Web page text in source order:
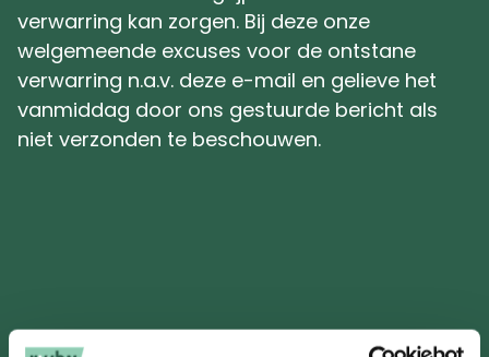
verwarring kan zorgen. Bij deze onze
welgemeende excuses voor de ontstane
verwarring n.a.v. deze e-mail en gelieve het
vanmiddag door ons gestuurde bericht als
niet verzonden te beschouwen.